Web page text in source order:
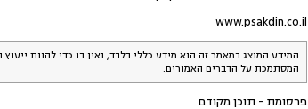
www.psakdin.co.il
המידע המוצג במאמר זה הוא מידע כללי בלבד, ואין בו כדי להוות
המסתמכת על הדברים האמורים.
פרסומת - תוכן מקודם